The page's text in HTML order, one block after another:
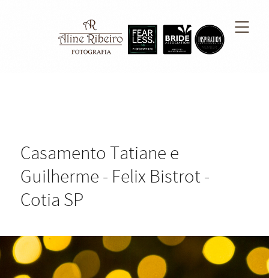
Casamento Tatiane e
Guilherme - Felix Bistrot -
Cotia SP